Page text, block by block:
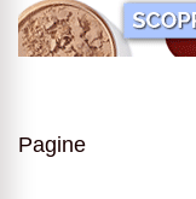
Pagine